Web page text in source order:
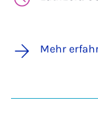
Mehr